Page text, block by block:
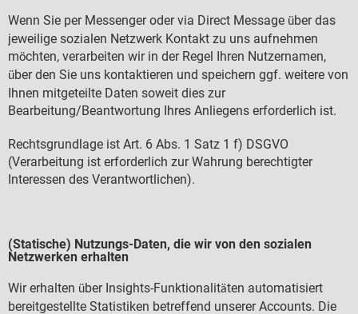
Wenn Sie per Messenger oder via Direct Message über das
jeweilige sozialen Netzwerk Kontakt zu uns aufnehmen
möchten, verarbeiten wir in der Regel Ihren Nutzernamen,
über den Sie uns kontaktieren und speichern ggf. weitere von
Ihnen mitgeteilte Daten soweit dies zur
Bearbeitung/Beantwortung Ihres Anliegens erforderlich ist.
Rechtsgrundlage ist Art. 6 Abs. 1 Satz 1 f) DSGVO
(Verarbeitung ist erforderlich zur Wahrung berechtigter
Interessen des Verantwortlichen).
(Statische) Nutzungs-Daten, die wir von den sozialen
Netzwerken erhalten
Wir erhalten über Insights-Funktionalitäten automatisiert
bereitgestellte Statistiken betreffend unserer Accounts. Die